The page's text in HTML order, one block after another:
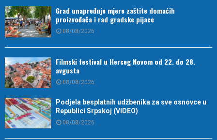
Grad unapređuje mjere zaštite domaćih
proizvođača i rad gradske pijace
08/08/2026
Filmski festival u Herceg Novom od 22. do 28.
avgusta
08/08/2026
Podjela besplatnih udžbenika za sve osnovce u
Republici Srpskoj (VIDEO)
08/08/2026